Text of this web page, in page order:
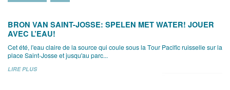
BRON VAN SAINT-JOSSE: SPELEN MET WATER! JOUER
AVEC L’EAU!
Cet été, l'eau claire de la source qui coule sous la Tour Pacific ruisselle sur la
place Saint-Josse et jusqu'au parc...
LIRE PLUS